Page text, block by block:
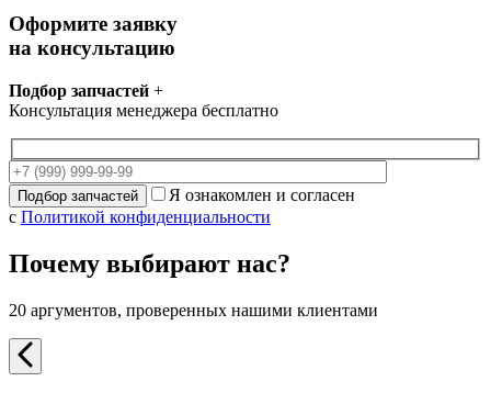
Оформите заявку
на консультацию
Подбор запчастей +
Консультация менеджера бесплатно
Я ознакомлен и согласен
с Политикой конфиденциальности
Почему выбирают нас?
20 аргументов, проверенных нашими клиентами